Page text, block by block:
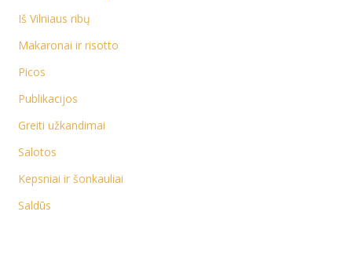
Iš Vilniaus ribų
Makaronai ir risotto
Picos
Publikacijos
Greiti užkandimai
Salotos
Kepsniai ir šonkauliai
Saldūs